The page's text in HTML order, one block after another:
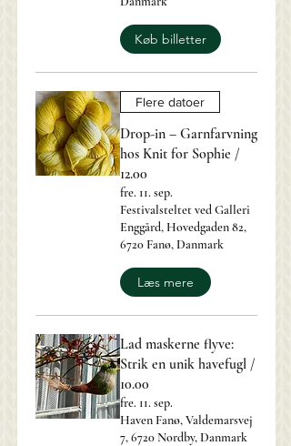
Køb billetter
Flere datoer
Drop-in – Garnfarvning
hos Knit for Sophie /
12.00
fre. 11. sep.
Festivalsteltet ved Galleri
Enggård, Hovedgaden 82,
6720 Fanø, Danmark
Læs mere
Lad maskerne flyve:
Strik en unik havefugl /
10.00
fre. 11. sep.
Haven Fanø, Valdemarsvej
7, 6720 Nordby, Danmark